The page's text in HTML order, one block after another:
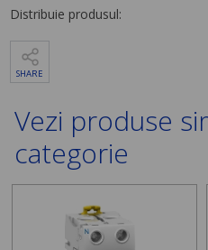
Distribuie produsul:
SHARE
Vezi produse
categorie